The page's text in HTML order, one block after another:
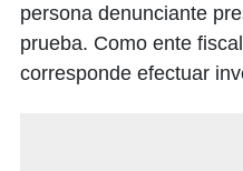
persona denunciante
prueba. Como ente
corresponde efectuar